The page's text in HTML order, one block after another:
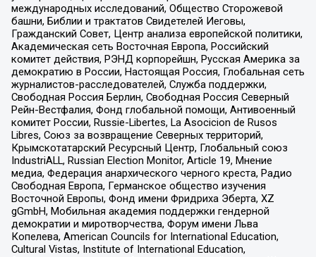
международных исследований, Общество Сторожевой
башни, Библии и трактатов Свидетелей Иеговы,
Гражданский Совет, Центр анализа европейской политики,
Академическая сеть Восточная Европа, Российский
комитет действия, РЭНД корпорейшн, Русская Америка за
демократию в России, Настоящая Россия, Глобальная сеть
журналистов-расследователей, Служба поддержки,
Свободная Россия Берлин, Свободная Россия Северный
Рейн-Вестфалия, Фонд глобальной помощи, Антивоенный
комитет России, Russie-Libertes, La Asocicion de Rusos
Libres, Союз за возвращение Северных территорий,
Крымскотатарский Ресурсный Центр, Глобальный союз
IndustriALL, Russian Election Monitor, Article 19, Мнение
медиа, Федерация анархического черного креста, Радио
Свободная Европа, Германское общество изучения
Восточной Европы, Фонд имени Фридриха Эберта, XZ
gGmbH, Мобильная академия поддержки гендерной
демократии и миротворчества, Форум имени Льва
Копелева, American Councils for International Education,
Cultural Vistas, Institute of International Education,